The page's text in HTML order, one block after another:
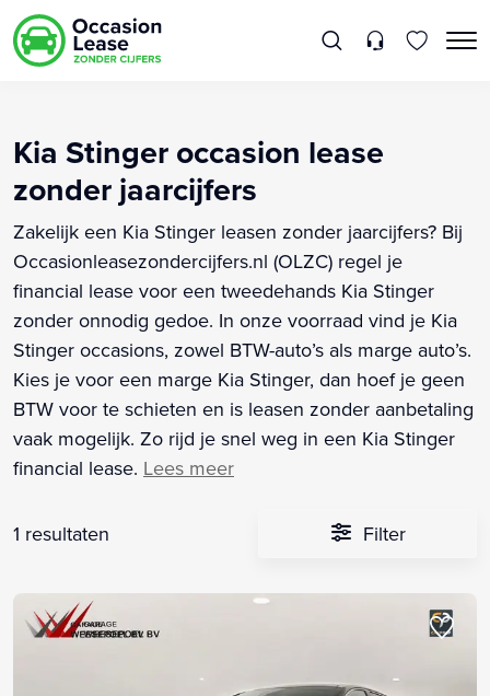
Kia Stinger occasion lease
zonder jaarcijfers
Zakelijk een Kia Stinger leasen zonder jaarcijfers? Bij
Occasionleasezondercijfers.nl (OLZC) regel je
financial lease voor een tweedehands Kia Stinger
zonder onnodig gedoe. In onze voorraad vind je Kia
Stinger occasions, zowel BTW-auto’s als marge auto’s.
Kies je voor een marge Kia Stinger, dan hoef je geen
BTW voor te schieten en is leasen zonder aanbetaling
vaak mogelijk. Zo rijd je snel weg in een Kia Stinger
financial lease. Lees meer
1 resultaten Filter